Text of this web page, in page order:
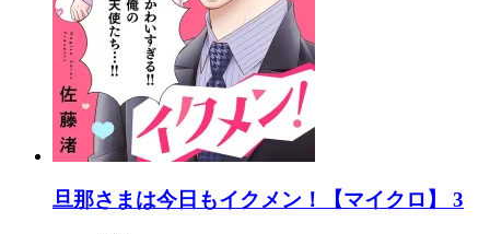
旦那さまは今日もイクメン！【マイクロ】 3